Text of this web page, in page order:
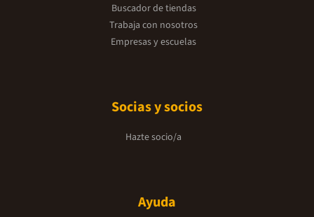
Buscador de tiendas
Trabaja con nosotros
Empresas y escuelas
Socias y socios
Hazte socio/a
Ayuda